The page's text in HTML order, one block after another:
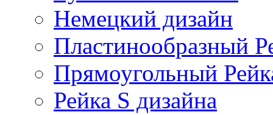
Немецкий дизайн
Пластинообразный
Прямоугольный
Рейка S дизайна